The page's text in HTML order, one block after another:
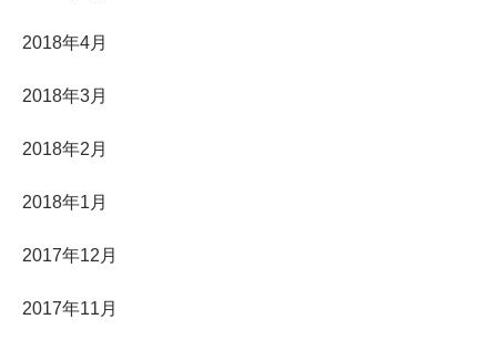
2018年4月
2018年3月
2018年2月
2018年1月
2017年12月
2017年11月